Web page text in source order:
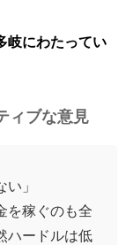
岐にわたってい
ィブな意見
」
を稼ぐのも全
ハードルは低